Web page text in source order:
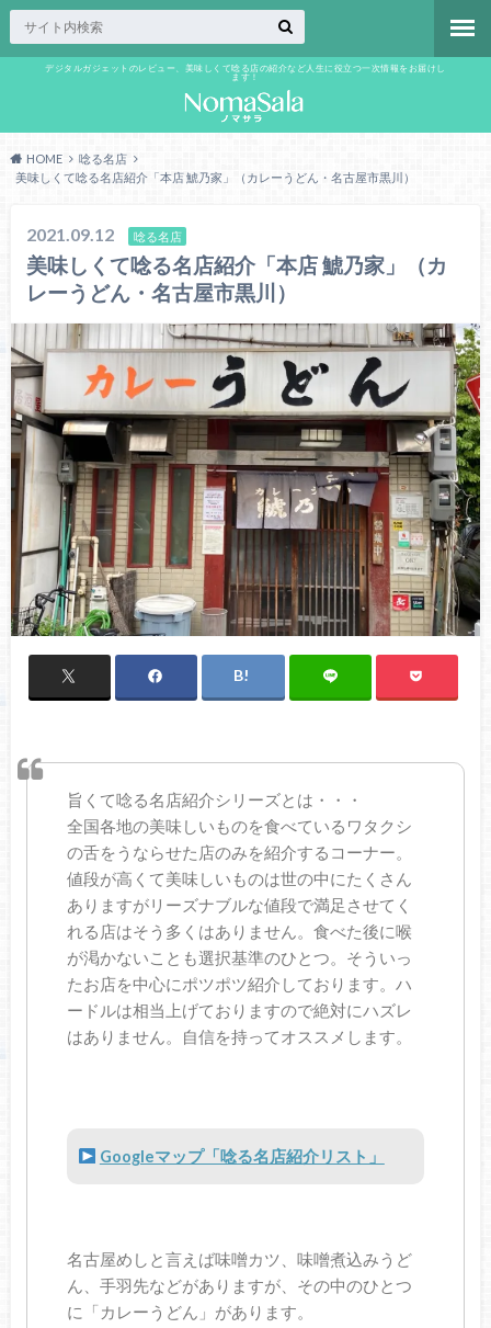
デジタルガジェットのレビュー、美味しくて唸る店の紹介など人生に役立つ一次情報をお届けし
ます！
HOME
唸る名店
美味しくて唸る名店紹介「本店 鯱乃家」（カレーうどん・名古屋市黒川）
2021.09.12 唸る名店
美味しくて唸る名店紹介「本店 鯱乃家」（カ
レーうどん・名古屋市黒川）
旨くて唸る名店紹介シリーズとは・・・
全国各地の美味しいものを食べているワタクシ
の舌をうならせた店のみを紹介するコーナー。
値段が高くて美味しいものは世の中にたくさん
ありますがリーズナブルな値段で満足させてく
れる店はそう多くはありません。食べた後に喉
が渇かないことも選択基準のひとつ。そういっ
たお店を中心にポツポツ紹介しております。ハ
ードルは相当上げておりますので絶対にハズレ
はありません。自信を持ってオススメします。
Googleマップ「唸る名店紹介リスト」
名古屋めしと言えば味噌カツ、味噌煮込みうど
ん、手羽先などがありますが、その中のひとつ
に「カレーうどん」があります。